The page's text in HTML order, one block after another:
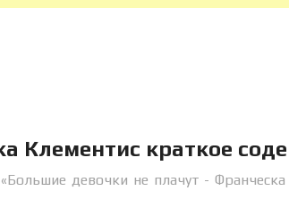
Клементис краткое
девочки не плачут - Франческа